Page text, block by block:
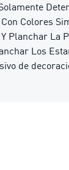
Colores
Planchar La
Los
de